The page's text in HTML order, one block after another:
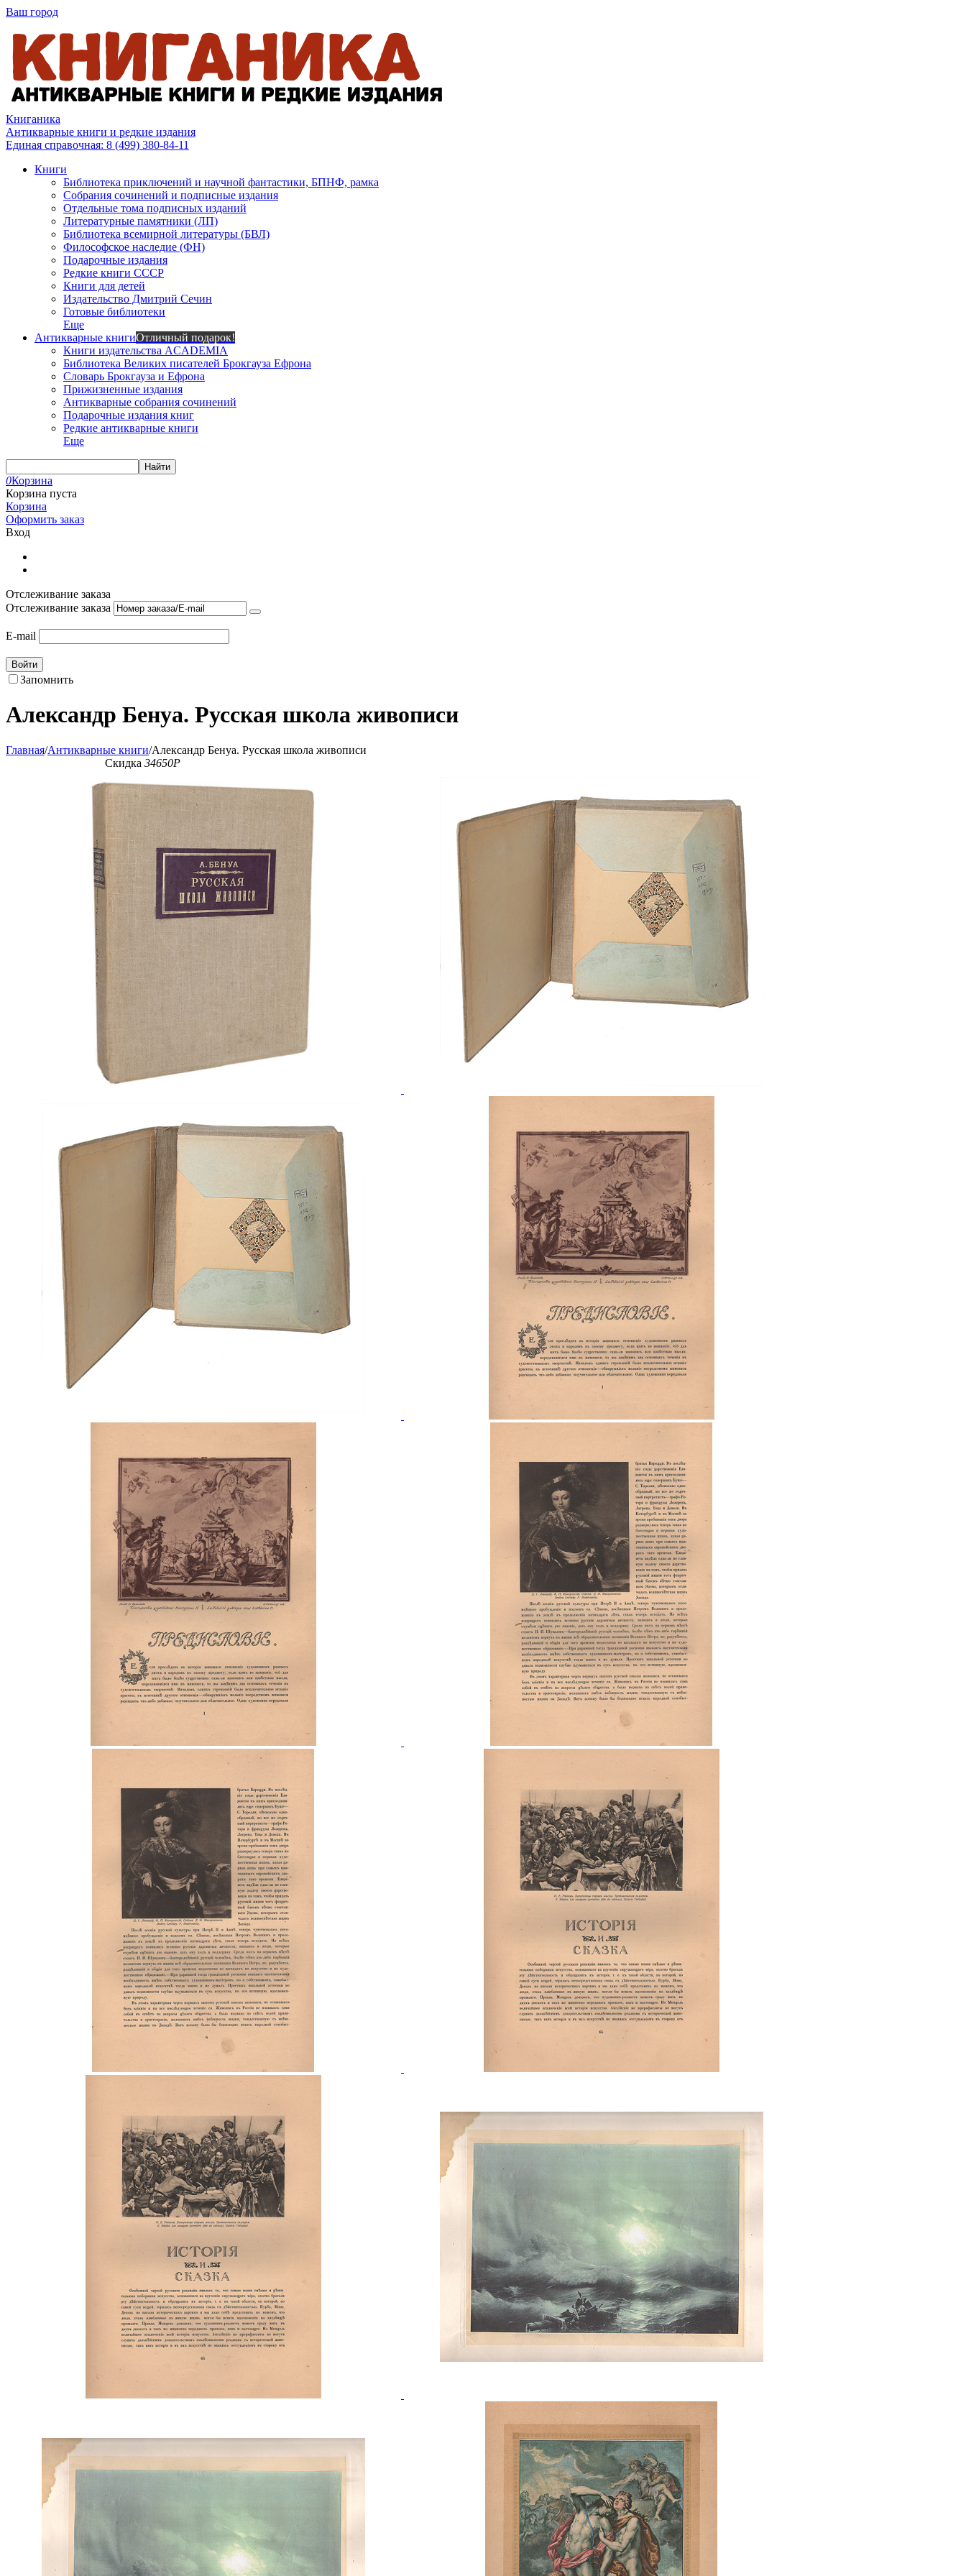
Ваш город
Книганика
Антикварные книги и редкие издания
Единая справочная: 8 (499) 380-84-11
Книги
Библиотека приключений и научной фантастики, БПНФ, рамка
Собрания сочинений и подписные издания
Отдельные тома подписных изданий
Литературные памятники (ЛП)
Библиотека всемирной литературы (БВЛ)
Философское наследие (ФН)
Подарочные издания
Редкие книги СССР
Книги для детей
Издательство Дмитрий Сечин
Готовые библиотеки
Еще
Антикварные книгиОтличный подарок!
Книги издательства ACADEMIA
Библиотека Великих писателей Брокгауза Ефрона
Словарь Брокгауза и Ефрона
Прижизненные издания
Антикварные собрания сочинений
Подарочные издания книг
Редкие антикварные книги
Еще
Найти
0Корзина
Корзина пуста
Корзина
Оформить заказ
Вход
Отслеживание заказа
Отслеживание заказа
E-mail
Войти
Запомнить
Александр Бенуа. Русская школа живописи
Главная/Антикварные книги/Александр Бенуа. Русская школа живописи
Скидка 34650Р